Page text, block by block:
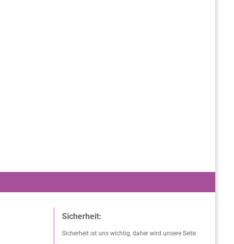
Sicherheit:
Sicherheit ist uns wichtig, daher wird unsere Seite